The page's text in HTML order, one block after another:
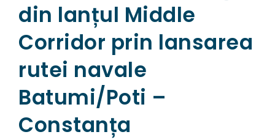
din lanțul Middle
Corridor prin lansarea
rutei navale
Batumi/Poti –
Constanța